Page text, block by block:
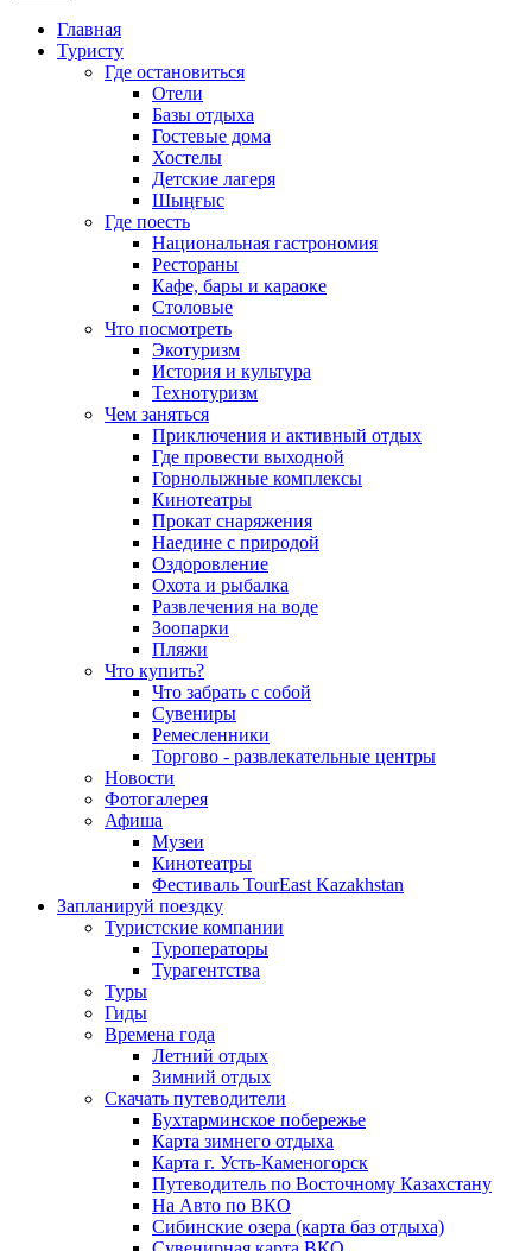
Главная
Туристу
Где остановиться
Отели
Базы отдыха
Гостевые дома
Хостелы
Детские лагеря
Шыңғыс
Где поесть
Национальная гастрономия
Рестораны
Кафе, бары и караоке
Столовые
Что посмотреть
Экотуризм
История и культура
Технотуризм
Чем заняться
Приключения и активный отдых
Где провести выходной
Горнолыжные комплексы
Кинотеатры
Прокат снаряжения
Наедине с природой
Оздоровление
Охота и рыбалка
Развлечения на воде
Зоопарки
Пляжи
Что купить?
Что забрать с собой
Сувениры
Ремесленники
Торгово - развлекательные центры
Новости
Фотогалерея
Афиша
Музеи
Кинотеатры
Фестиваль TourEast Kazakhstan
Запланируй поездку
Туристские компании
Туроператоры
Турагентства
Туры
Гиды
Времена года
Летний отдых
Зимний отдых
Скачать путеводители
Бухтарминское побережье
Карта зимнего отдыха
Карта г. Усть-Каменогорск
Путеводитель по Восточному Казахстану
На Авто по ВКО
Сибинские озера (карта баз отдыха)